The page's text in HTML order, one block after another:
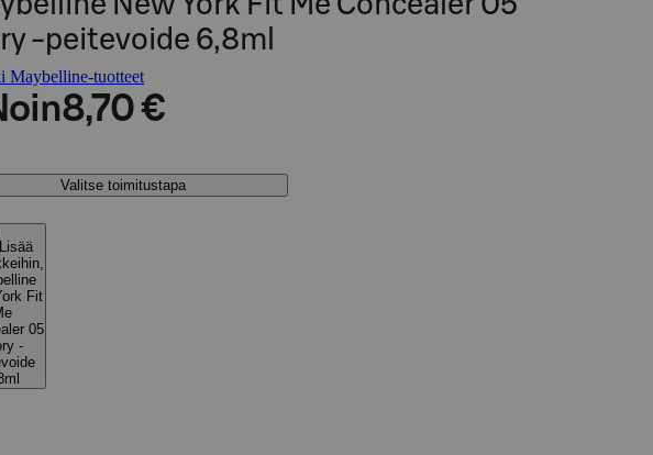
-peitevoide 6,8ml
Maybelline-tuotteet
8,70 €
Valitse toimitustapa
Lisää
Fit
05
-